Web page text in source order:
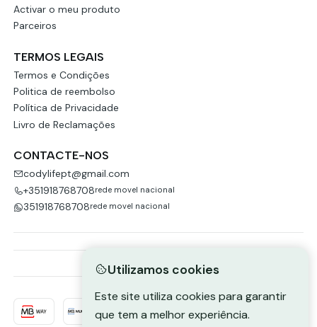
Activar o meu produto
Parceiros
TERMOS LEGAIS
Termos e Condições
Politica de reembolso
Política de Privacidade
Livro de Reclamações
CONTACTE-NOS
codylifept@gmail.com
+351918768708rede movel nacional
351918768708rede movel nacional
Utilizamos cookies
Este site utiliza cookies para garantir
que tem a melhor experiência.